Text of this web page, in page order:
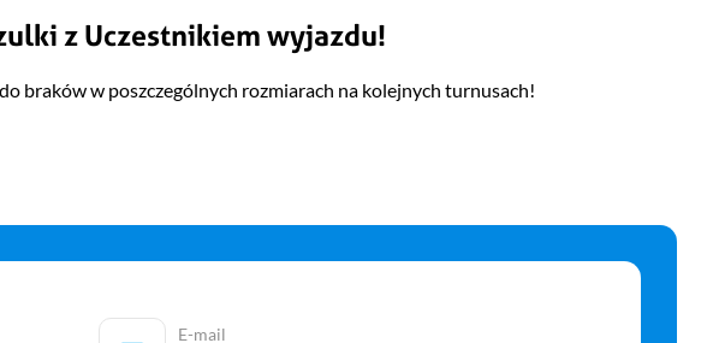
z Uczestnikiem wyjazdu!
braków w poszczególnych rozmiarach na kolejnych turnusach!
E-mail